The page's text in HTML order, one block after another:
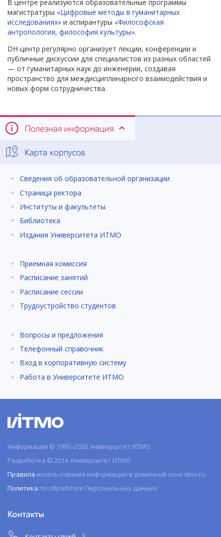
В центре реализуются образовательные программы
магистратуры «Цифровые методы в гуманитарных
исследованиях» и аспирантуры «Философская
антропология, философия культуры».
DH-центр регулярно организует лекции, конференции и
публичные дискуссии для специалистов из разных областей
— от гуманитарных наук до инженерии, создавая
пространство для междисциплинарного взаимодействия и
новых форм сотрудничества.
Полезная информация
Карта корпусов
Сведения об образовательной организации
Страница ректора
Институты и факультеты
Библиотека
Издания Университета ИТМО
Приемная комиссия
Расписание занятий
Расписание сессии
Трудоустройство студентов
Вопросы и предложения
Телефонный справочник
Вход в корпоративную систему
Работа в Университете ИТМО
Информация © 1993–2026 Университет ИТМО
Разработка © 2014 Университет ИТМО
Правила использования информации в доменной зоне itmo.ru
Политика по обработке Персональных данных
Контакты